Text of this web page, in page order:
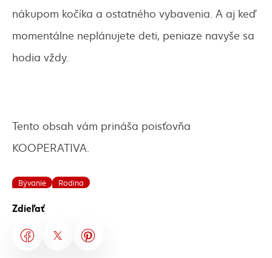
Zdieľať
nákupom kočíka a ostatného vybavenia. A aj keď
momentálne neplánujete deti, peniaze navyše sa
hodia vždy.
Tento obsah vám prináša poisťovňa
KOOPERATIVA.
Bývanie Rodina